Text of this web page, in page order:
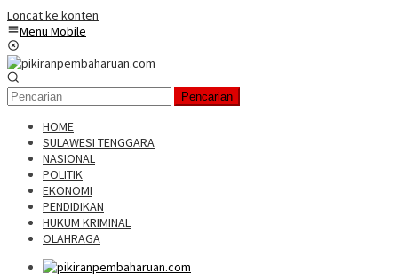
Loncat ke konten
Menu Mobile
Pencarian
HOME
SULAWESI TENGGARA
NASIONAL
POLITIK
EKONOMI
PENDIDIKAN
HUKUM KRIMINAL
OLAHRAGA